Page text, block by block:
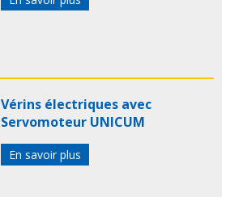
Vérins électriques avec
Servomoteur UNICUM
En savoir plus